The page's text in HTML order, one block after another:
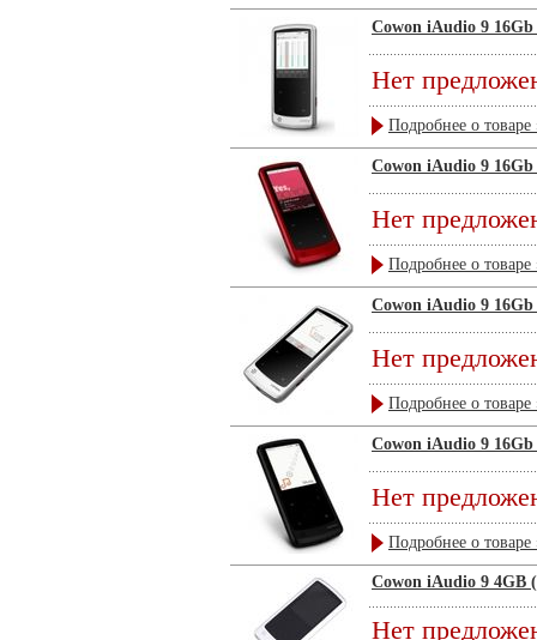
Cowon iAudio 9
Нет
Подробнее о товаре
Cowon iAudio 9
Нет
Подробнее о товаре
Cowon iAudio 9
Нет
Подробнее о товаре
Cowon iAudio 9
Нет
Подробнее о товаре
Cowon iAudio 9 4GB
Нет